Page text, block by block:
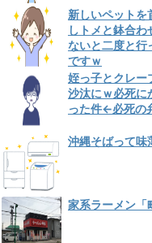
新しいペット
しトメと鉢合
ないと二度と
ですｗ
姪っ子とクレー
沙汰にｗ必死に
った件←必死の
沖縄そばって味
家系ラーメン